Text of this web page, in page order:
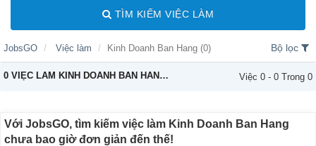
TÌM KIẾM VIỆC LÀM
JobsGO Việc làm Kinh Doanh Ban Hang (0) Bộ lọc
0 VIỆC LÀM KINH DOANH BAN HANG BÁN THỜI GIAN THÁNG 08/2026 Việc 0 - 0 Trong 0
Với JobsGO, tìm kiếm việc làm Kinh Doanh Ban Hang
chưa bao giờ đơn giản đến thế!